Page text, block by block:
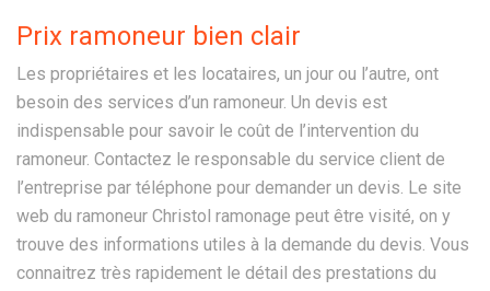
Prix ramoneur bien clair
Les propriétaires et les locataires, un jour ou l’autre, ont
besoin des services d’un ramoneur. Un devis est
indispensable pour savoir le coût de l’intervention du
ramoneur. Contactez le responsable du service client de
l’entreprise par téléphone pour demander un devis. Le site
web du ramoneur Christol ramonage peut être visité, on y
trouve des informations utiles à la demande du devis. Vous
connaitrez très rapidement le détail des prestations du